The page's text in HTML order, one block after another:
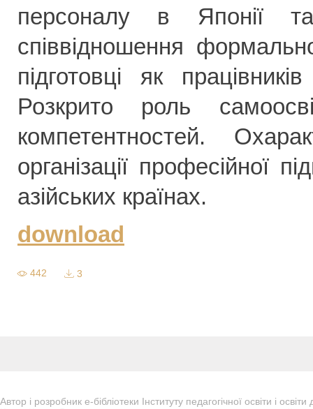
персоналу в Японії
співвідношення
підготовці як
Розкрито роль
компетентностей.
організації професійної
азійських країнах.
download
442 3
Автор і розробник е-бібліотеки Інституту педагогічної освіти і